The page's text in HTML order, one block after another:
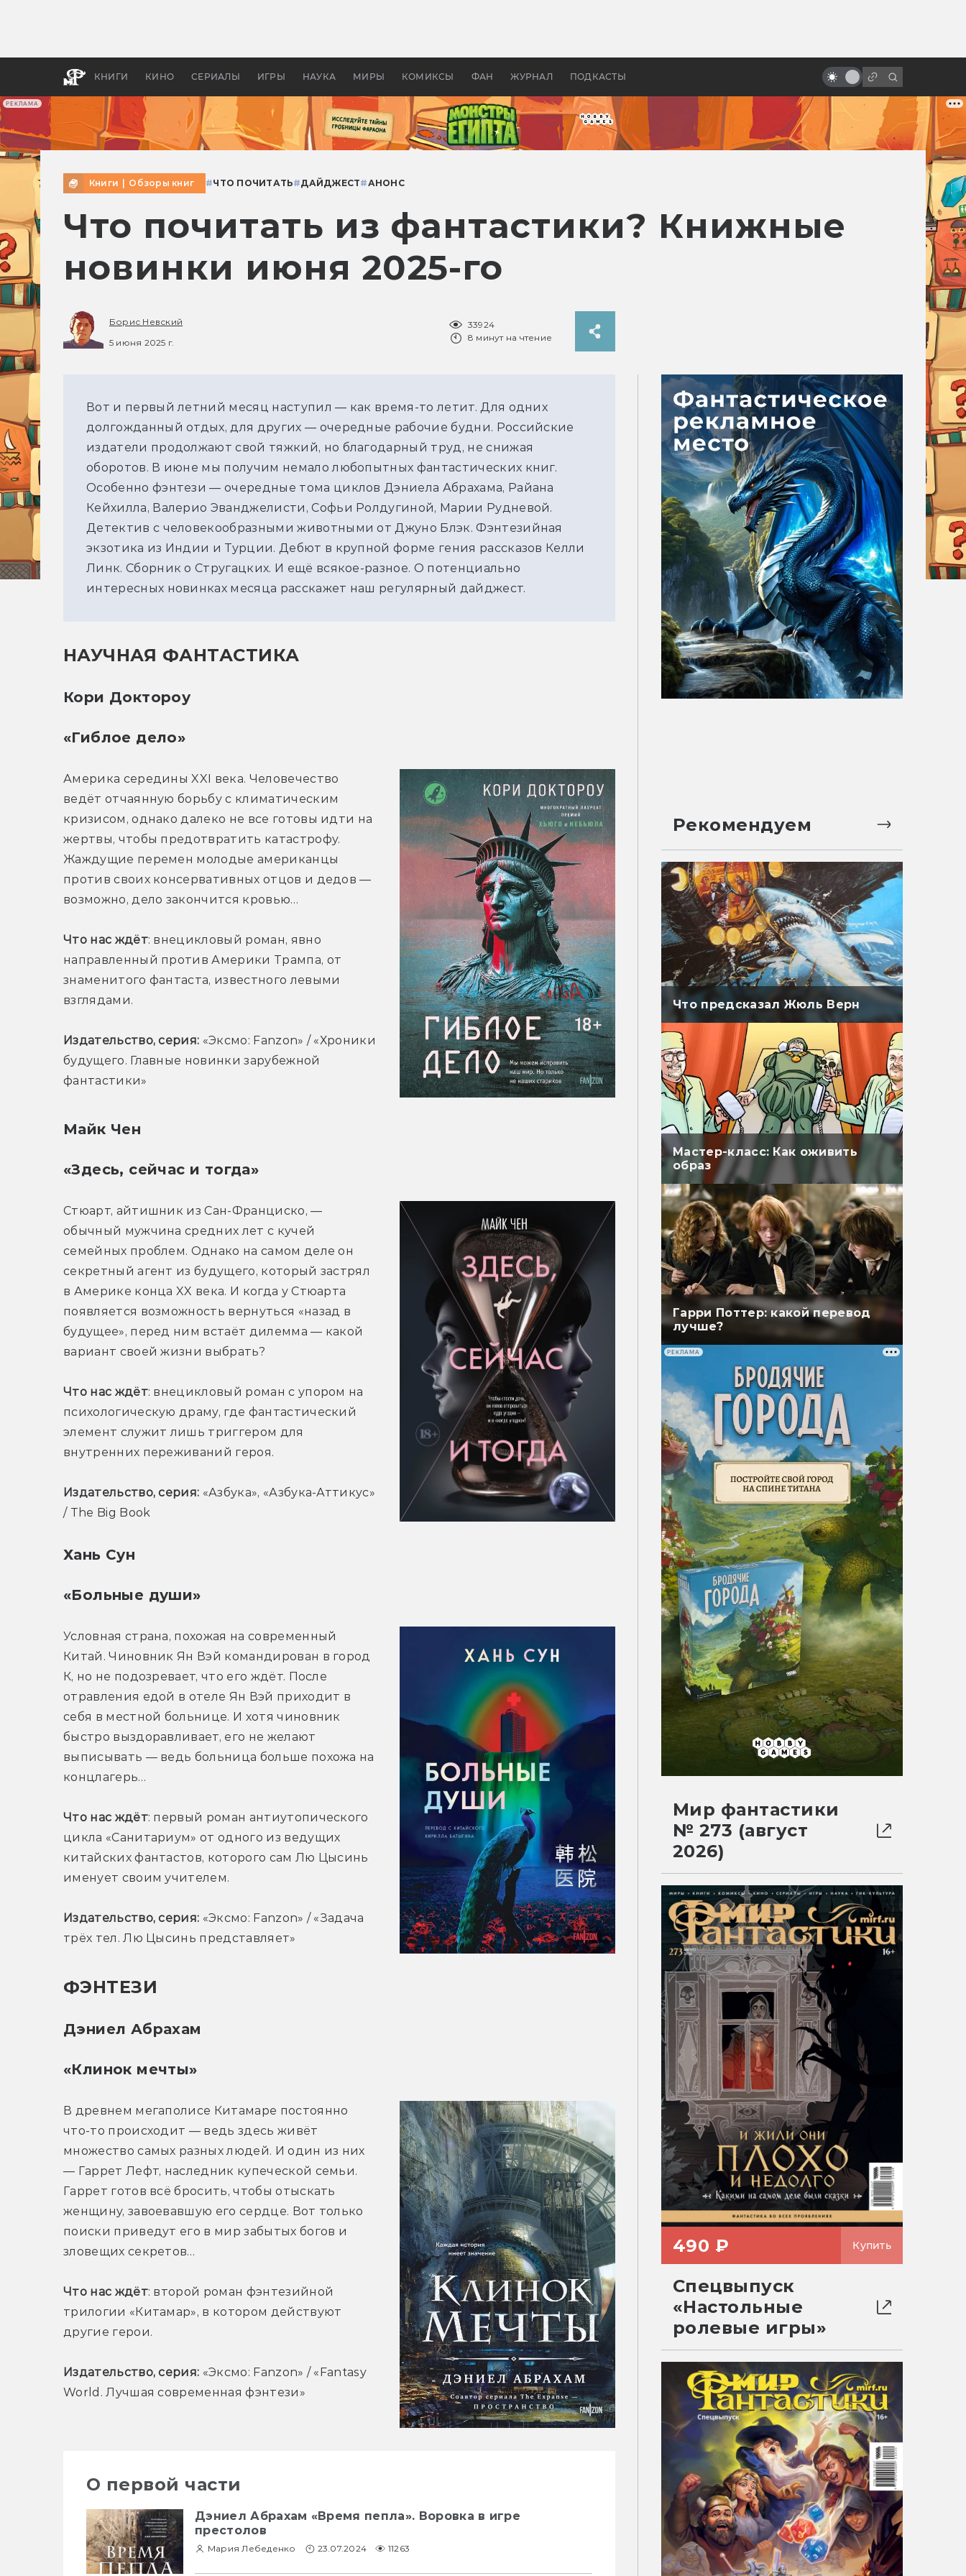
РЕКЛАМА
КНИГИ КИНО СЕРИАЛЫ ИГРЫ НАУКА МИРЫ КОМИКСЫ ФАН ЖУРНАЛ ПОДКАСТЫ
апокалипсис, в России —
бы «Властелина колец»
великих режиссёров
Книги Обзоры книг #ЧТО ПОЧИТАТЬ#ДАЙДЖЕСТ#АНОНС
Что почитать из фантастики? Книжные
новинки июня 2025-го
Борис Невский
5 июня 2025 г.
33924
8 минут на чтение
Вот и первый летний месяц наступил — как время-то летит. Для одних
долгожданный отдых, для других — очередные рабочие будни. Российские
издатели продолжают свой тяжкий, но благодарный труд, не снижая
оборотов. В июне мы получим немало любопытных фантастических книг.
Особенно фэнтези — очередные тома циклов Дэниела Абрахама, Райана
Кейхилла, Валерио Эванджелисти, Софьи Ролдугиной, Марии Рудневой.
Детектив с человекообразными животными от Джуно Блэк. Фэнтезийная
экзотика из Индии и Турции. Дебют в крупной форме гения рассказов Келли
Линк. Сборник о Стругацких. И ещё всякое-разное. О потенциально
интересных новинках месяца расскажет наш регулярный дайджест.
НАУЧНАЯ ФАНТАСТИКА
Кори Доктороу
«Гиблое дело»
Америка середины XXI века. Человечество
ведёт отчаянную борьбу с климатическим
кризисом, однако далеко не все готовы идти на
жертвы, чтобы предотвратить катастрофу.
Жаждущие перемен молодые американцы
против своих консервативных отцов и дедов —
возможно, дело закончится кровью…
Что нас ждёт: внецикловый роман, явно
направленный против Америки Трампа, от
знаменитого фантаста, известного левыми
взглядами.
Издательство, серия: «Эксмо: Fanzon» / «Хроники
будущего. Главные новинки зарубежной
фантастики»
Майк Чен
«Здесь, сейчас и тогда»
Стюарт, айтишник из Сан-Франциско, —
обычный мужчина средних лет с кучей
семейных проблем. Однако на самом деле он
секретный агент из будущего, который застрял
в Америке конца XX века. И когда у Стюарта
появляется возможность вернуться «назад в
будущее», перед ним встаёт дилемма — какой
вариант своей жизни выбрать?
Что нас ждёт: внецикловый роман с упором на
психологическую драму, где фантастический
элемент служит лишь триггером для
внутренних переживаний героя.
Издательство, серия: «Азбука», «Азбука-Аттикус»
/ The Big Book
Хань Сун
«Больные души»
Условная страна, похожая на современный
Китай. Чиновник Ян Вэй командирован в город
К, но не подозревает, что его ждёт. После
отравления едой в отеле Ян Вэй приходит в
себя в местной больнице. И хотя чиновник
быстро выздоравливает, его не желают
выписывать — ведь больница больше похожа на
концлагерь…
Что нас ждёт: первый роман антиутопического
цикла «Санитариум» от одного из ведущих
китайских фантастов, которого сам Лю Цысинь
именует своим учителем.
Издательство, серия: «Эксмо: Fanzon» / «Задача
трёх тел. Лю Цысинь представляет»
ФЭНТЕЗИ
Дэниел Абрахам
«Клинок мечты»
В древнем мегаполисе Китамаре постоянно
что-то происходит — ведь здесь живёт
множество самых разных людей. И один из них
— Гаррет Лефт, наследник купеческой семьи.
Гаррет готов всё бросить, чтобы отыскать
женщину, завоевавшую его сердце. Вот только
поиски приведут его в мир забытых богов и
зловещих секретов…
Что нас ждёт: второй роман фэнтезийной
трилогии «Китамар», в котором действуют
другие герои.
Издательство, серия: «Эксмо: Fanzon» / «Fantasy
World. Лучшая современная фэнтези»
О первой части
Дэниел Абрахам «Время пепла». Воровка в игре
престолов
Мария Лебеденко 23.07.2024 11263
Рекомендуем
Что предсказал Жюль Верн
Мастер-класс: Как оживить
образ
Гарри Поттер: какой перевод
лучше?
РЕКЛАМА
Мир фантастики
№ 273 (август
2026)
490 ₽ Купить
Спецвыпуск
«Настольные
ролевые игры»